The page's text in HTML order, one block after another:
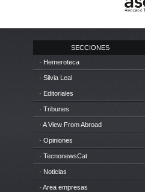
SECCIONES
· Hemeroteca
· Silvia Leal
· Editoriales
· Tribunes
· A View From Abroad
· Opiniones
· TecnonewsCat
· Noticias
· Area empresas